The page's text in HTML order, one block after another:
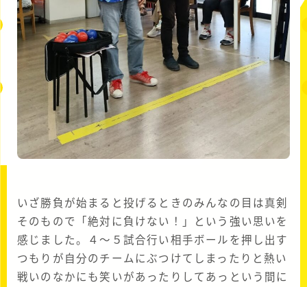
いざ勝負が始まると投げるときのみんなの目は真剣
そのもので「絶対に負けない！」という強い思いを
感じました。４～５試合行い相手ボールを押し出す
つもりが自分のチームにぶつけてしまったりと熱い
戦いのなかにも笑いがあったりしてあっという間に